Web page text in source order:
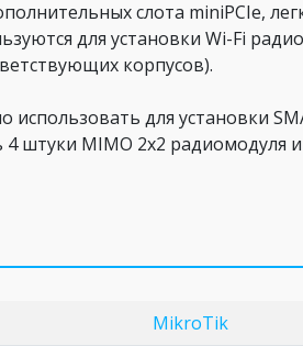
слота miniPCIe,
для установки Wi-Fi
корпусов).
для установки
штуки MIMO 2x2
MikroTik